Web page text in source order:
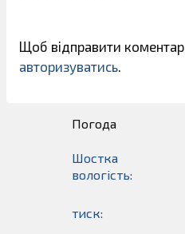
Щоб відправити
авторизуватись.
Погода
Шостка
вологість:
тиск: